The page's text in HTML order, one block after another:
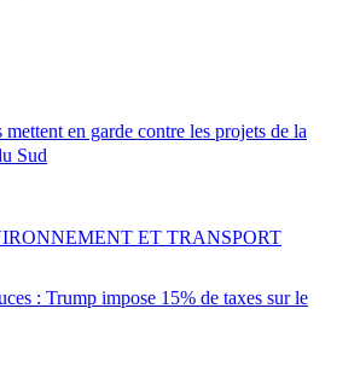
en garde contre les projets de la
Sud
: Trump impose 15% de taxes sur le
ET TRANSPORT